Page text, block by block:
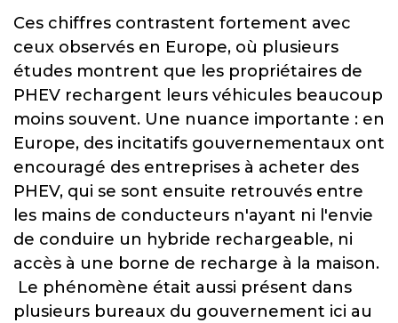
Ces chiffres contrastent fortement avec
ceux observés en Europe, où plusieurs
études montrent que les propriétaires de
PHEV rechargent leurs véhicules beaucoup
moins souvent. Une nuance importante : en
Europe, des incitatifs gouvernementaux ont
encouragé des entreprises à acheter des
PHEV, qui se sont ensuite retrouvés entre
les mains de conducteurs n'ayant ni l'envie
de conduire un hybride rechargeable, ni
accès à une borne de recharge à la maison.
Le phénomène était aussi présent dans
plusieurs bureaux du gouvernement ici au